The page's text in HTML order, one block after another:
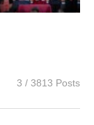
3 / 3813 Posts